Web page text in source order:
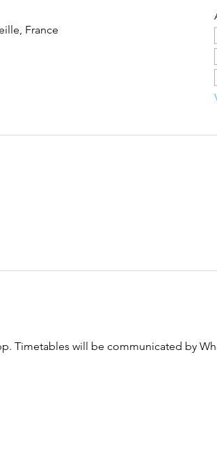
France
Timetables will be communicated by